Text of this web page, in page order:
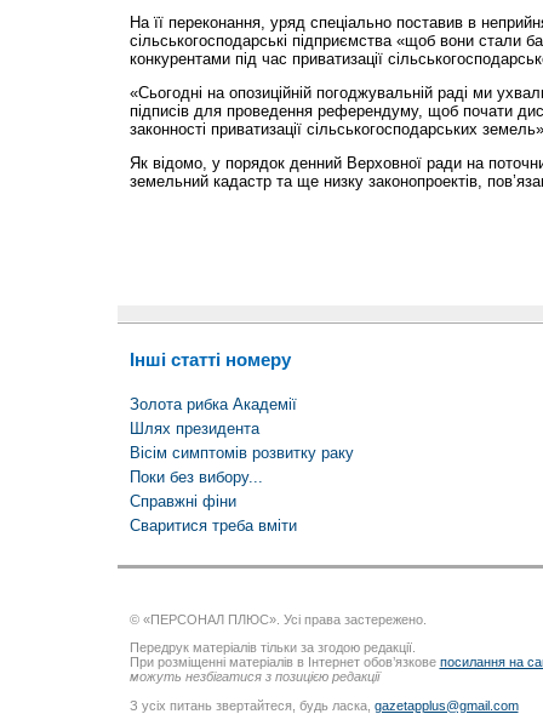
На її переконання, уряд спеціально поставив в
сільськогосподарські підприємства «щоб вони стали
конкурентами під час приватизації
«Сьогодні на опозиційній погоджувальній раді ми
підписів для проведення референдуму, щоб почати
законності приватизації сільськогосподарських
Як відомо, у порядок денний Верховної ради на
земельний кадастр та ще низку законопроектів,
Інші статті номеру
Золота рибка Академії
Шлях президента
Вісім симптомів розвитку раку
Поки без вибору...
Справжні фіни
Сваритися треба вміти
© «ПЕРСОНАЛ ПЛЮС». Усі права застережено.
Передрук матеріалів тільки за згодою редакції.
При розміщенні матеріалів в Інтернет обов’язкове посилання на
можуть незбігатися з позицією редакції
З усіх питань звертайтеся, будь ласка, gazetapplus@gmail.com